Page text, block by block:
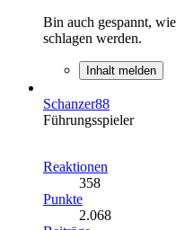
Bin auch gespannt,
schlagen werden.
Inhalt melden
Schanzer88
Führungsspieler
Reaktionen
358
Punkte
2.068